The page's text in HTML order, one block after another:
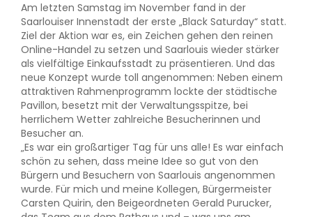
Am letzten Samstag im November fand in der
Saarlouiser Innenstadt der erste „Black Saturday“ statt.
Ziel der Aktion war es, ein Zeichen gehen den reinen
Online-Handel zu setzen und Saarlouis wieder stärker
als vielfältige Einkaufsstadt zu präsentieren. Und das
neue Konzept wurde toll angenommen: Neben einem
attraktiven Rahmenprogramm lockte der städtische
Pavillon, besetzt mit der Verwaltungsspitze, bei
herrlichem Wetter zahlreiche Besucherinnen und
Besucher an.
„Es war ein großartiger Tag für uns alle! Es war einfach
schön zu sehen, dass meine Idee so gut von den
Bürgern und Besuchern von Saarlouis angenommen
wurde. Für mich und meine Kollegen, Bürgermeister
Carsten Quirin, den Beigeordneten Gerald Purucker,